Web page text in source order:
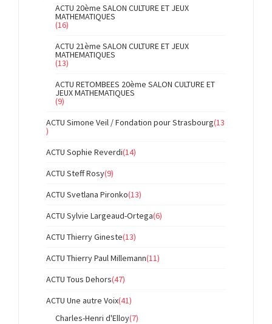
ACTU 20ème SALON CULTURE ET JEUX
MATHEMATIQUES
(16)
ACTU 21ème SALON CULTURE ET JEUX
MATHEMATIQUES
(13)
ACTU RETOMBEES 20ème SALON CULTURE ET
JEUX MATHEMATIQUES
(9)
ACTU Simone Veil / Fondation pour Strasbourg(13
)
ACTU Sophie Reverdi(14)
ACTU Steff Rosy(9)
ACTU Svetlana Pironko(13)
ACTU Sylvie Largeaud-Ortega(6)
ACTU Thierry Gineste(13)
ACTU Thierry Paul Millemann(11)
ACTU Tous Dehors(47)
ACTU Une autre Voix(41)
Charles-Henri d'Elloy(7)